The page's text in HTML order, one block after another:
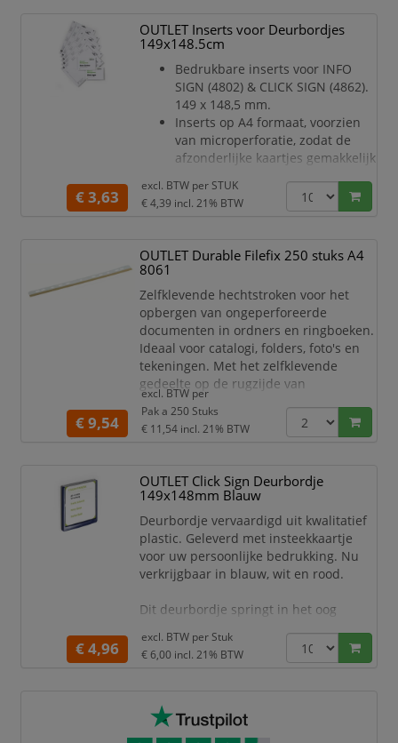
Slipweerstand R9 volgens DIN
51130
Afmetingen (B x H x L): 50 mm x
0,7 mm x 150 mm"
OUTLET Inserts voor Deurbordjes
149x148.5cm
Bedrukbare inserts voor INFO
SIGN (4802) & CLICK SIGN (4862).
149 x 148,5 mm.
Inserts op A4 formaat, voorzien
van microperforatie, zodat de
afzonderlijke kaartjes gemakkelijk
Gemakkelijk te bedrukken met
uw inkjet- of laserprinter.
bedrukken van deze inserts vindt
u op www.duraprint.be of
Inhoud 10 vellen (20 kaartjes).
€ 3,63
excl. BTW per STUK
€ 4,39 incl. 21% BTW
OUTLET Durable Filefix 250 stuks A4
8061
Zelfklevende hechtstroken voor het
opbergen van ongeperforeerde
documenten in ordners en ringboeken.
Ideaal voor catalogi, folders, foto's en
tekeningen. Met het zelfklevende
gedeelte op de rugzijde van
documenten plakken. Voorzien van 2-3-
4-gaats boring geschikt voor elk
ordner- en ringboek Afmeting mm: 295
€ 9,54
excl. BTW per
Pak a 250 Stuks
€ 11,54 incl. 21% BTW
OUTLET Click Sign Deurbordje
149x148mm Blauw
Deurbordje vervaardigd uit kwalitatief
plastic. Geleverd met insteekkaartje
voor uw persoonlijke bedrukking. Nu
verkrijgbaar in blauw, wit en rood.
Dit deurbordje springt in het oog
design met afgeronde hoeken. Het
doorzichtige paneel kan volledig uit de
het insteekkaartje. Naar omhoog
duwen, openen en uitnemen.
€ 4,96
excl. BTW per Stuk
€ 6,00 incl. 21% BTW